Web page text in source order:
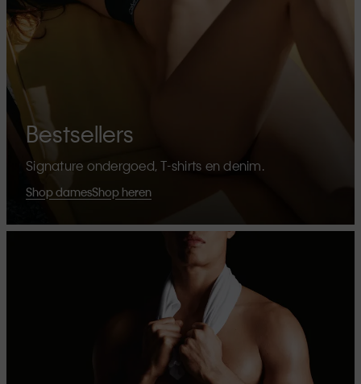
Bestsellers
Signature ondergoed, T-shirts en denim.
Shop damesShop heren